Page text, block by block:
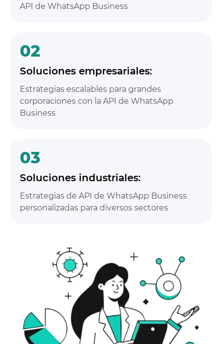
API de WhatsApp Business
02
Soluciones empresariales:
Estrategias escalables para grandes
corporaciones con la API de WhatsApp
Business
03
Soluciones industriales:
Estrategias de API de WhatsApp Business
personalizadas para diversos sectores